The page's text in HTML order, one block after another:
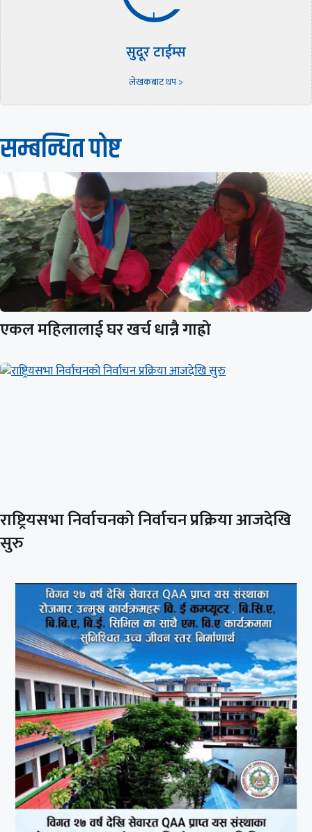
सुदूर टाईम्स
लेखकबाट थप >
सम्बन्धित पाेष्ट
एकल महिलालाई घर खर्च धान्नै गाह्रो
राष्ट्रियसभा निर्वाचनको निर्वाचन प्रक्रिया आजदेखि
सुरु